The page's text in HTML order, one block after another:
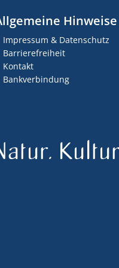
Hinweise
Impressum & Datenschutz
Barrierefreiheit
Kontakt
Bankverbindung